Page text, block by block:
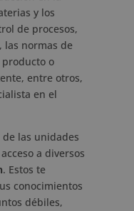
y los
de procesos,
las normas de
o
entre otros,
en el
las unidades
a diversos
. Estos te
conocimientos
débiles,